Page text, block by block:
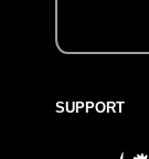
SUPPORT